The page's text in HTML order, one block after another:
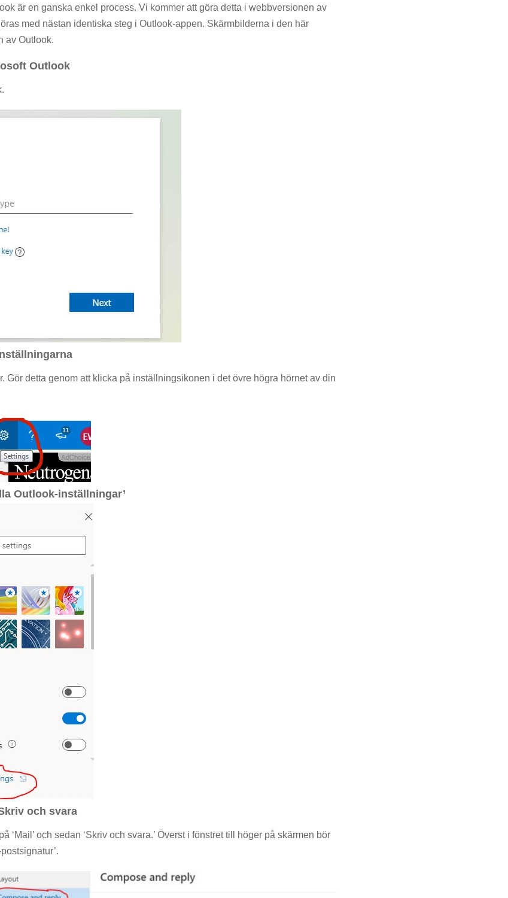
är en ganska enkel process. Vi kommer att göra detta i webbversionen av
med nästan identiska steg i Outlook-appen. Skärmbilderna i den här
av Outlook.
Outlook
Gör detta genom att klicka på inställningsikonen i det övre högra hörnet av din
Outlook-inställningar’
och svara
‘Mail’ och sedan ‘Skriv och svara.’ Överst i fönstret till höger på skärmen bör